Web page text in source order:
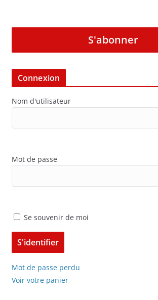
S'abonner
Connexion
Nom d'utilisateur
Mot de passe
Se souvenir de moi
Mot de passe perdu
Voir votre panier